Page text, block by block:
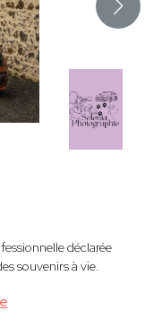
déclarée
souvenirs à vie.